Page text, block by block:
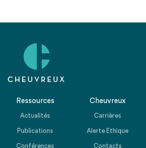
Ressources
Actualités
Publications
Conférences
Cheuvreux
Carrières
Alerte Ethique
Contacts